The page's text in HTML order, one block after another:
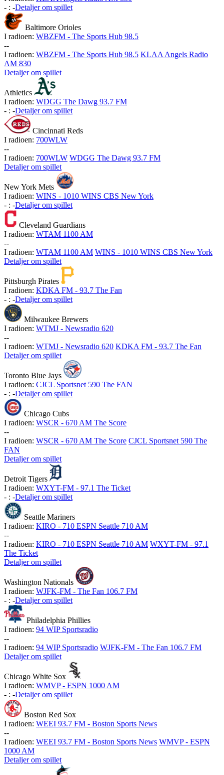
- : -Detaljer om spillet
Baltimore Orioles
I radioen: WBZFM - The Sports Hub 98.5
--
I radioen: WBZFM - The Sports Hub 98.5 KLAA Angels Radio
AM 830
Detaljer om spillet
Athletics
I radioen: WDGG The Dawg 93.7 FM
- : -Detaljer om spillet
Cincinnati Reds
I radioen: 700WLW
--
I radioen: 700WLW WDGG The Dawg 93.7 FM
Detaljer om spillet
New York Mets
I radioen: WINS - 1010 WINS CBS New York
- : -Detaljer om spillet
Cleveland Guardians
I radioen: WTAM 1100 AM
--
I radioen: WTAM 1100 AM WINS - 1010 WINS CBS New York
Detaljer om spillet
Pittsburgh Pirates
I radioen: KDKA FM - 93.7 The Fan
- : -Detaljer om spillet
Milwaukee Brewers
I radioen: WTMJ - Newsradio 620
--
I radioen: WTMJ - Newsradio 620 KDKA FM - 93.7 The Fan
Detaljer om spillet
Toronto Blue Jays
I radioen: CJCL Sportsnet 590 The FAN
- : -Detaljer om spillet
Chicago Cubs
I radioen: WSCR - 670 AM The Score
--
I radioen: WSCR - 670 AM The Score CJCL Sportsnet 590 The
FAN
Detaljer om spillet
Detroit Tigers
I radioen: WXYT-FM - 97.1 The Ticket
- : -Detaljer om spillet
Seattle Mariners
I radioen: KIRO - 710 ESPN Seattle 710 AM
--
I radioen: KIRO - 710 ESPN Seattle 710 AM WXYT-FM - 97.1
The Ticket
Detaljer om spillet
Washington Nationals
I radioen: WJFK-FM - The Fan 106.7 FM
- : -Detaljer om spillet
Philadelphia Phillies
I radioen: 94 WIP Sportsradio
--
I radioen: 94 WIP Sportsradio WJFK-FM - The Fan 106.7 FM
Detaljer om spillet
Chicago White Sox
I radioen: WMVP - ESPN 1000 AM
- : -Detaljer om spillet
Boston Red Sox
I radioen: WEEI 93.7 FM - Boston Sports News
--
I radioen: WEEI 93.7 FM - Boston Sports News WMVP - ESPN
1000 AM
Detaljer om spillet